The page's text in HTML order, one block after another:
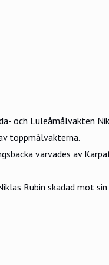
och Luleåmålvakten
toppmålvakterna.
värvades av
Rubin skadad mot